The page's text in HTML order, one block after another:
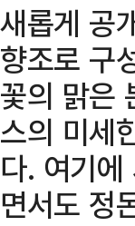
새롭게 공
향조로 구
꽃의 맑은
스의 미세
다. 여기
면서도 정